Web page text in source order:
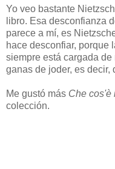
Yo veo bastante
libro. Esa desconfianza
parece a mí, es
hace desconfiar, porque
siempre está cargada
ganas de joder, es decir,
Me gustó más Che cos'è
colección.